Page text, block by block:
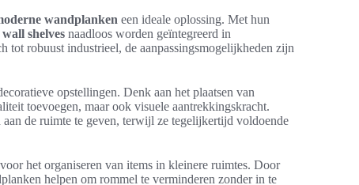
wandplanken een ideale oplossing. Met hun
shelves naadloos worden geïntegreerd in
robuust industrieel, de aanpassingsmogelijkheden zijn
opstellingen. Denk aan het plaatsen van
toevoegen, maar ook visuele aantrekkingskracht.
de ruimte te geven, terwijl ze tegelijkertijd voldoende
het organiseren van items in kleinere ruimtes. Door
helpen om rommel te verminderen zonder in te